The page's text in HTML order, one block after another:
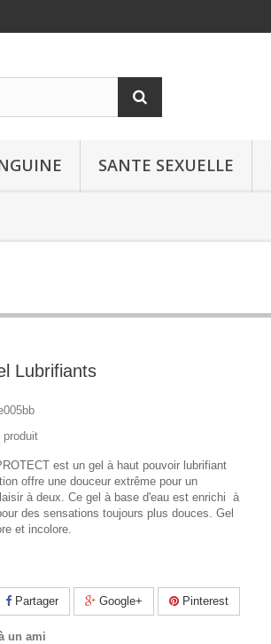
SANTE SEXUELLE
Lubrifiants
produit
est un gel à haut pouvoir lubrifiant
offre une douceur extrême pour un
à deux. Ce gel à base d'eau est enrichi à
des sensations toujours plus douces. Gel
et incolore.
Partager Google+ Pinterest
un ami